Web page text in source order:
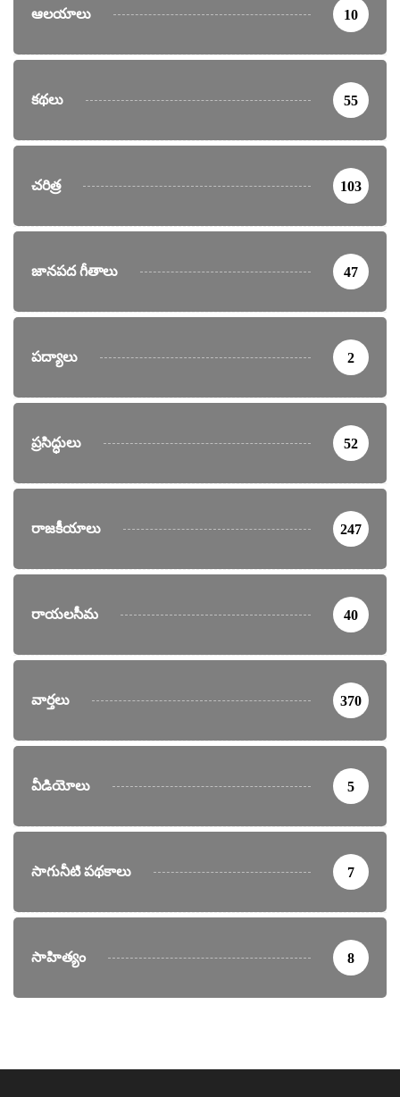
ఆలయాలు 10
కథలు 55
చరిత్ర 103
జానపద గీతాలు 47
పద్యాలు 2
ప్రసిద్ధులు 52
రాజకీయాలు 247
రాయలసీమ 40
వార్తలు 370
వీడియోలు 5
సాగునీటి పథకాలు 7
సాహిత్యం 8